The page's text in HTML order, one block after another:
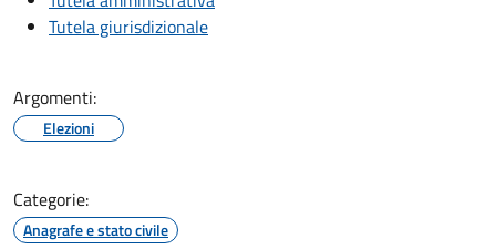
Tutela giurisdizionale
Argomenti:
Elezioni
Categorie:
Anagrafe e stato civile